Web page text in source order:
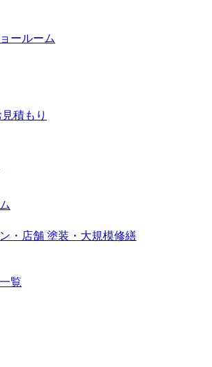
ールーム
積もり
・店舗 塗装・大規模修繕
覧